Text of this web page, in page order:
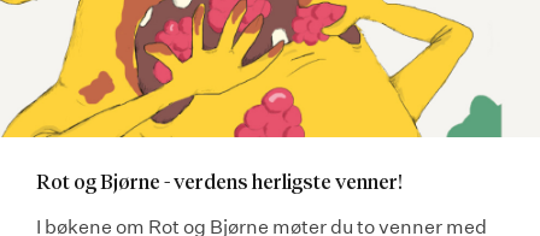
Rot og Bjørne - verdens herligste venner!
I bøkene om Rot og Bjørne møter du to venner med